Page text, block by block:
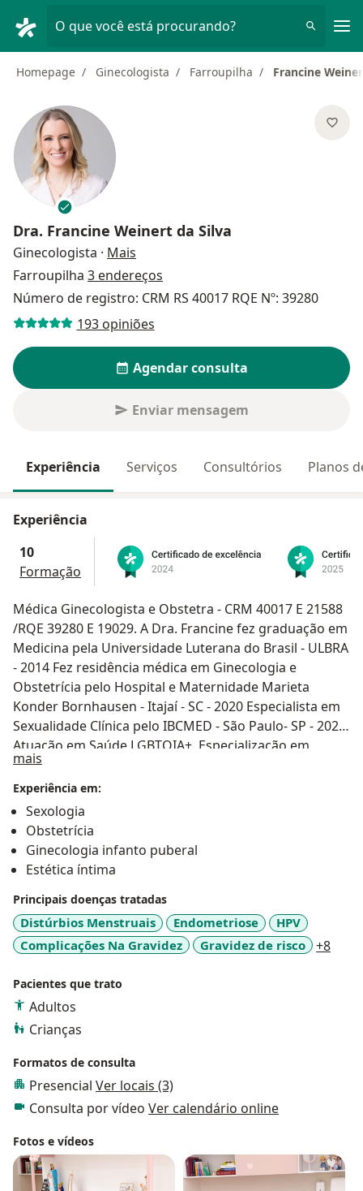
O que você está procurando?
Homepage Ginecologista Farroupilha Francine
Dra. Francine Weinert da Silva
Ginecologista · Mais
Farroupilha 3 endereços
Número de registro: CRM RS 40017 RQE Nº: 39280
193 opiniões
Agendar consulta
Enviar mensagem
Experiência Serviços Consultórios Planos
Experiência
10
Formação
Médica Ginecologista e Obstetra - CRM 40017 E 21588
/RQE 39280 E 19029. A Dra. Francine fez graduação em
Medicina pela Universidade Luterana do Brasil - ULBRA
- 2014 Fez residência médica em Ginecologia e
Obstetrícia pelo Hospital e Maternidade Marieta
Konder Bornhausen - Itajaí - SC - 2020 Especialista em
Sexualidade Clínica pelo IBCMED - São Paulo- SP - 2022
Atuação em Saúde LGBTQIA+. Especialização em
Ginecologia Infantojuvenil no Hospital Santa Casa de
Misericórdia de Porto Alegre- RS - 2023 e na USP em
São Paulo em 2025. Atendimento a meninas e
mulheres em todas as fases da vida! Medicina com
amor, respeito e empatia!
mais
Experiência em:
Sexologia
Obstetrícia
Ginecologia infanto puberal
Estética íntima
Principais doenças tratadas
Distúrbios Menstruais Endometriose
HPV
Complicações Na Gravidez
Gravidez de risco +8
Pacientes que trato
Adultos
Crianças
Formatos de consulta
Presencial Ver locais (3)
Consulta por vídeo Ver calendário online
Fotos e vídeos